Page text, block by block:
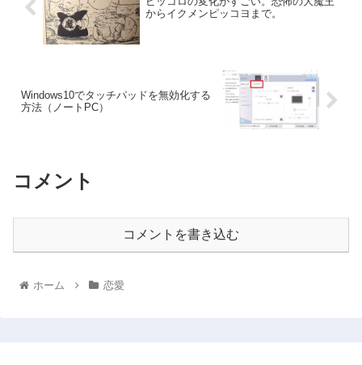
からイクメンピッコヨまで。
Windows10でタッチパッドを無効化する
方法（ノートPC）
コメント
コメントを書き込む
ホーム 恋愛